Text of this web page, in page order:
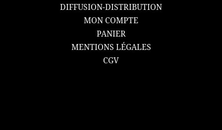
DIFFUSION-DISTRIBUTION
MON COMPTE
PANIER
MENTIONS LÉGALES
CGV